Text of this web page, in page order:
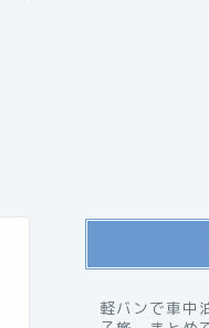
軽バンで車中